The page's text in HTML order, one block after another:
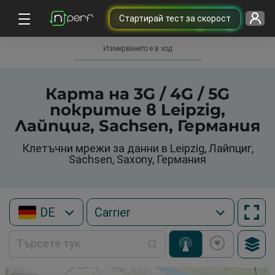
Cтартирай тест за скорост
Измерването е в ход
Карта на 3G / 4G / 5G
покритие в Leipzig,
Лайпциг, Sachsen, Германия
Клетъчни мрежи за данни в Leipzig, Лайпциг,
Sachsen, Saxony, Германия
DE